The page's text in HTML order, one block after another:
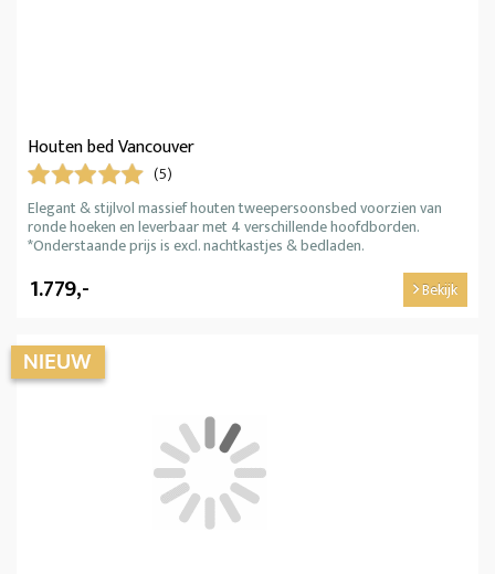
Houten bed Vancouver
(5)
Elegant & stijlvol massief houten tweepersoonsbed voorzien van
ronde hoeken en leverbaar met 4 verschillende hoofdborden.
*Onderstaande prijs is excl. nachtkastjes & bedladen.
1.779,- Bekijk